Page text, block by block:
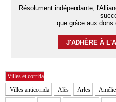
Résolument indépendante,
que grâce aux dons
J'ADHÈRE À
Villes et corrida
Villes anticorrida Alès Arles